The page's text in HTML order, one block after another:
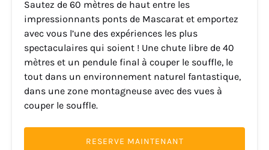
Sautez de 60 mètres de haut entre les
impressionnants ponts de Mascarat et emportez
avec vous l’une des expériences les plus
spectaculaires qui soient ! Une chute libre de 40
mètres et un pendule final à couper le souffle, le
tout dans un environnement naturel fantastique,
dans une zone montagneuse avec des vues à
couper le souffle.
RESERVE MAINTENANT